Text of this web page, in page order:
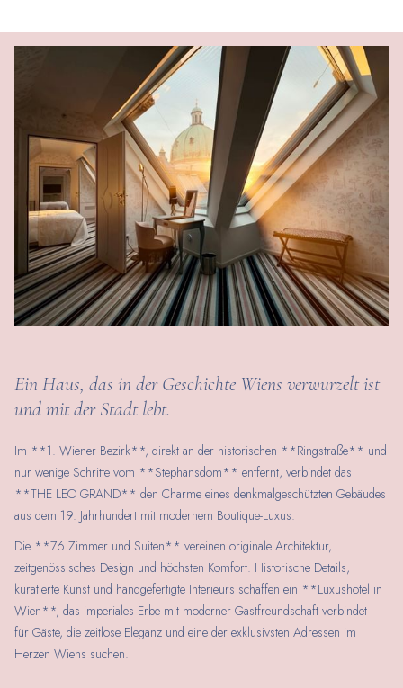
Ein Haus, das in der Geschichte Wiens verwurzelt ist
und mit der Stadt lebt.
Im **1. Wiener Bezirk**, direkt an der historischen **Ringstraße** und
nur wenige Schritte vom **Stephansdom** entfernt, verbindet das
**THE LEO GRAND** den Charme eines denkmalgeschützten Gebäudes
aus dem 19. Jahrhundert mit modernem Boutique-Luxus.
Die **76 Zimmer und Suiten** vereinen originale Architektur,
zeitgenössisches Design und höchsten Komfort. Historische Details,
kuratierte Kunst und handgefertigte Interieurs schaffen ein **Luxushotel in
Wien**, das imperiales Erbe mit moderner Gastfreundschaft verbindet –
für Gäste, die zeitlose Eleganz und eine der exklusivsten Adressen im
Herzen Wiens suchen.